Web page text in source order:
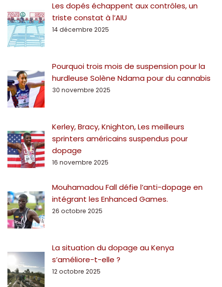
Les dopés échappent aux contrôles, un
triste constat à l’AIU
14 décembre 2025
Pourquoi trois mois de suspension pour la
hurdleuse Solène Ndama pour du cannabis
30 novembre 2025
Kerley, Bracy, Knighton, Les meilleurs
sprinters américains suspendus pour
dopage
16 novembre 2025
Mouhamadou Fall défie l’anti-dopage en
intégrant les Enhanced Games.
26 octobre 2025
La situation du dopage au Kenya
s’améliore-t-elle ?
12 octobre 2025